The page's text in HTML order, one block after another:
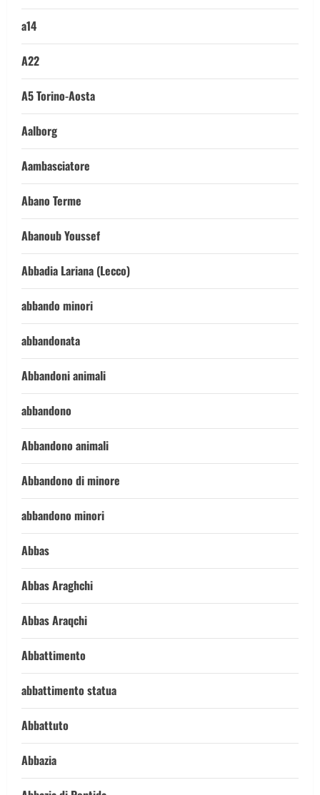
a14
A22
A5 Torino-Aosta
Aalborg
Aambasciatore
Abano Terme
Abanoub Youssef
Abbadia Lariana (Lecco)
abbando minori
abbandonata
Abbandoni animali
abbandono
Abbandono animali
Abbandono di minore
abbandono minori
Abbas
Abbas Araghchi
Abbas Araqchi
Abbattimento
abbattimento statua
Abbattuto
Abbazia